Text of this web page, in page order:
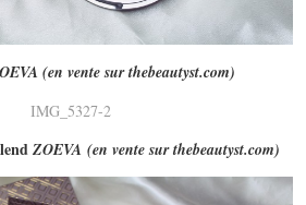
(en vente sur thebeautyst.com)
ZOEVA (en vente sur thebeautyst.com)